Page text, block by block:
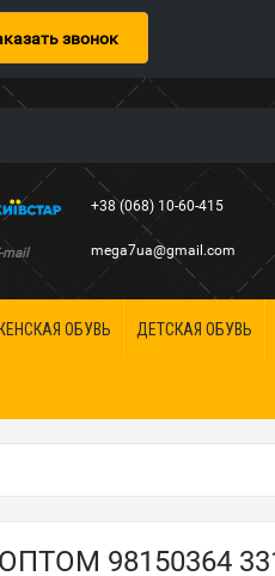
звонок
+38 (068) 10-60-415
mail mega7ua@gmail.com
ОБУВЬ ДЕТСКАЯ ОБУВЬ
98150364